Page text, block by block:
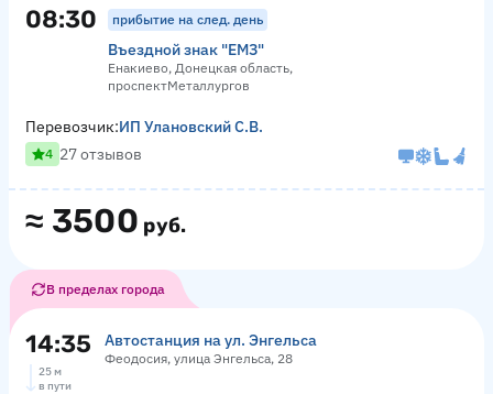
08:30 прибытие на след. день
Въездной знак "ЕМЗ"
Енакиево, Донецкая область,
проспектМеталлургов
≈ 3500 руб.
Перевозчик:ИП Улановский С.В.
4 27 отзывов
В пределах города
14:35 Автостанция на ул. Энгельса
Феодосия, улица Энгельса, 28
25 м
в пути